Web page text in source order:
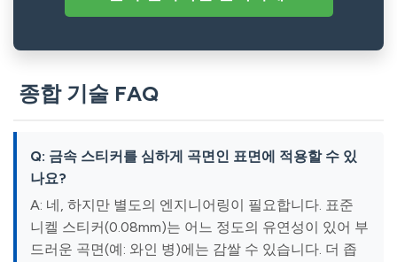
종합 기술 FAQ
Q: 금속 스티커를 심하게 곡면인 표면에 적용할 수 있
나요?
A: 네, 하지만 별도의 엔지니어링이 필요합니다. 표준
니켈 스티커(0.08mm)는 어느 정도의 유연성이 있어 부
드러운 곡면(예: 와인 병)에는 감쌀 수 있습니다. 더 좁